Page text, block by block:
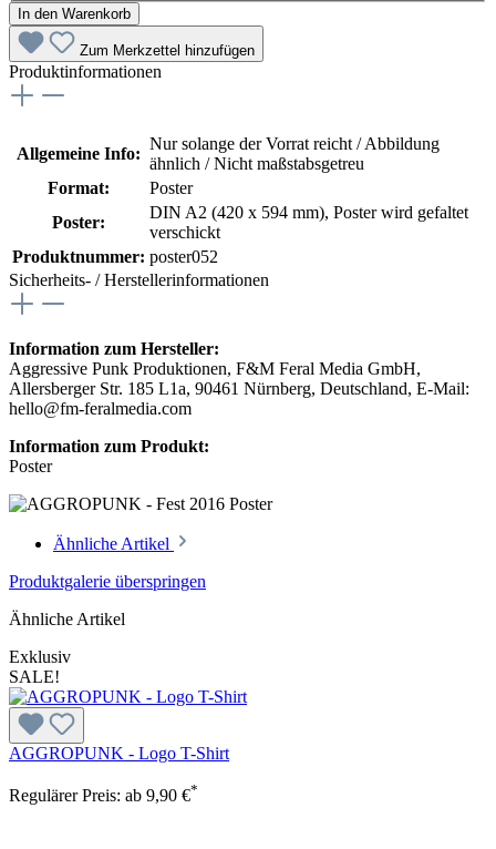
In den Warenkorb
Zum Merkzettel hinzufügen
Produktinformationen
Allgemeine Info:
Nur solange der Vorrat reicht / Abbildung
ähnlich / Nicht maßstabsgetreu
Format:
Poster
Poster:
DIN A2 (420 x 594 mm), Poster wird gefaltet
verschickt
Produktnummer: poster052
Sicherheits- / Herstellerinformationen
Information zum Hersteller:
Aggressive Punk Produktionen, F&M Feral Media GmbH,
Allersberger Str. 185 L1a, 90461 Nürnberg, Deutschland, E-Mail:
hello@fm-feralmedia.com
Information zum Produkt:
Poster
Ähnliche Artikel
Produktgalerie überspringen
Ähnliche Artikel
Exklusiv
SALE!
AGGROPUNK - Logo T-Shirt
Regulärer Preis: ab 9,90 €*